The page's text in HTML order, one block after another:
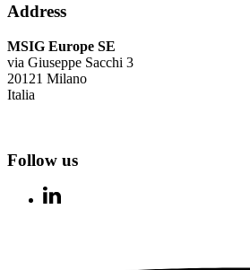
Address
MSIG Europe SE
via Giuseppe Sacchi 3
20121 Milano
Italia
Follow us